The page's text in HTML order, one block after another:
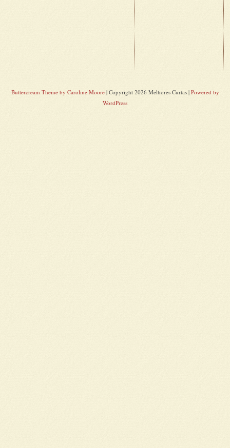
Buttercream Theme by Caroline Moore| Copyright 2026 Melhores Curtas | Powered by
WordPress